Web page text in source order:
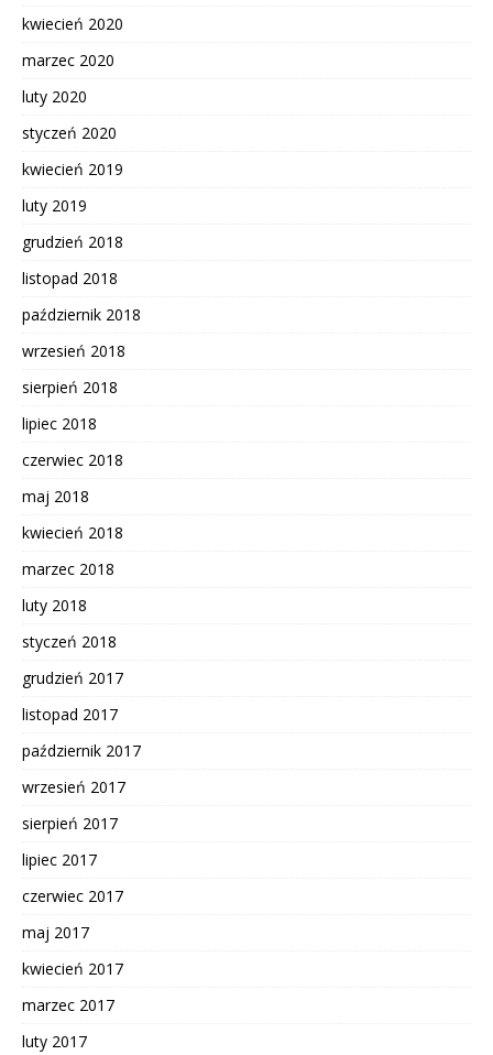
kwiecień 2020
marzec 2020
luty 2020
styczeń 2020
kwiecień 2019
luty 2019
grudzień 2018
listopad 2018
październik 2018
wrzesień 2018
sierpień 2018
lipiec 2018
czerwiec 2018
maj 2018
kwiecień 2018
marzec 2018
luty 2018
styczeń 2018
grudzień 2017
listopad 2017
październik 2017
wrzesień 2017
sierpień 2017
lipiec 2017
czerwiec 2017
maj 2017
kwiecień 2017
marzec 2017
luty 2017